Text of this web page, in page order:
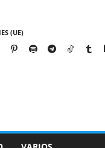
(UE)